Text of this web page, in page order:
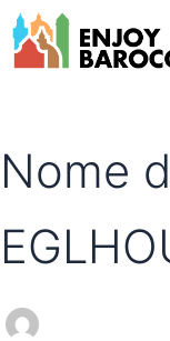
Vai
al
Nome
Cerca: